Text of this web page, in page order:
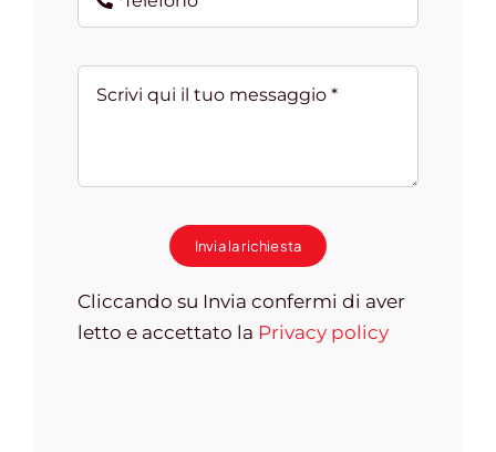
Invia la richiesta
Cliccando su Invia confermi di aver
letto e accettato la Privacy policy